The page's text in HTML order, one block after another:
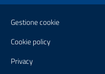
Gestione cookie
Cookie policy
Privacy